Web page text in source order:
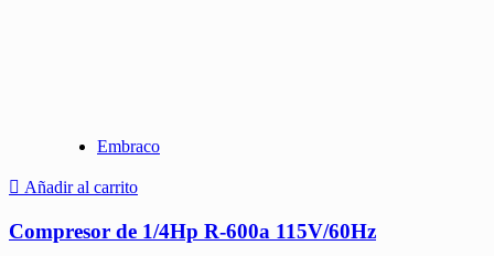
Embraco
Añadir al carrito
Compresor de 1/4Hp R-600a 115V/60Hz